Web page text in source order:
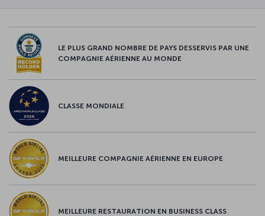
LE PLUS GRAND NOMBRE DE PAYS DESSERVIS PAR UNE
COMPAGNIE AÉRIENNE AU MONDE
CLASSE MONDIALE
MEILLEURE COMPAGNIE AÉRIENNE EN EUROPE
MEILLEURE RESTAURATION EN BUSINESS CLASS